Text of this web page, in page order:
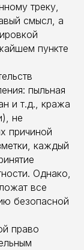
треку,
смысл, а
пункте
пыльная
и т.д., кража
не
причиной
каждый
Однако,
все
безопасной
право